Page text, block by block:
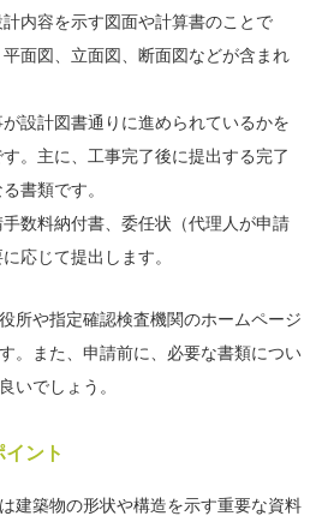
内容を示す図面や計算書のことで
面図、立面図、断面図などが含まれ
設計図書通りに進められているかを
。主に、工事完了後に提出する完了
書類です。
数料納付書、委任状（代理人が申請
応じて提出します。
所や指定確認検査機関のホームページ
。また、申請前に、必要な書類につい
いでしょう。
ント
建築物の形状や構造を示す重要な資料